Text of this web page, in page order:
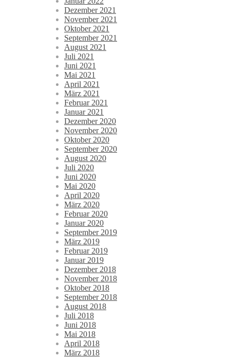
Dezember 2021
November 2021
Oktober 2021
September 2021
August 2021
Juli 2021
Juni 2021
Mai 2021
April 2021
März 2021
Februar 2021
Januar 2021
Dezember 2020
November 2020
Oktober 2020
September 2020
August 2020
Juli 2020
Juni 2020
Mai 2020
April 2020
März 2020
Februar 2020
Januar 2020
September 2019
März 2019
Februar 2019
Januar 2019
Dezember 2018
November 2018
Oktober 2018
September 2018
August 2018
Juli 2018
Juni 2018
Mai 2018
April 2018
März 2018